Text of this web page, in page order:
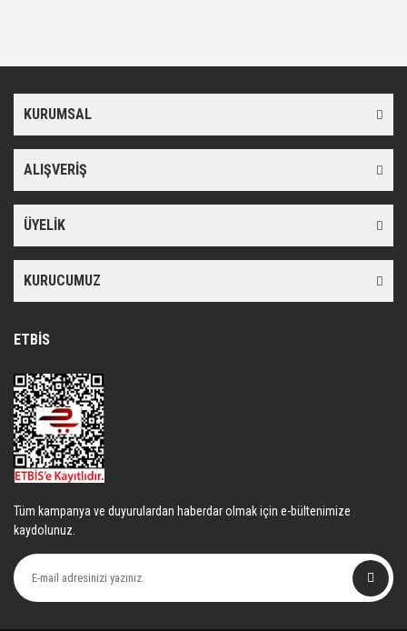
KURUMSAL
ALIŞVERİŞ
ÜYELİK
KURUCUMUZ
ETBİS
Tüm kampanya ve duyurulardan haberdar olmak için e-bültenimize
kaydolunuz.